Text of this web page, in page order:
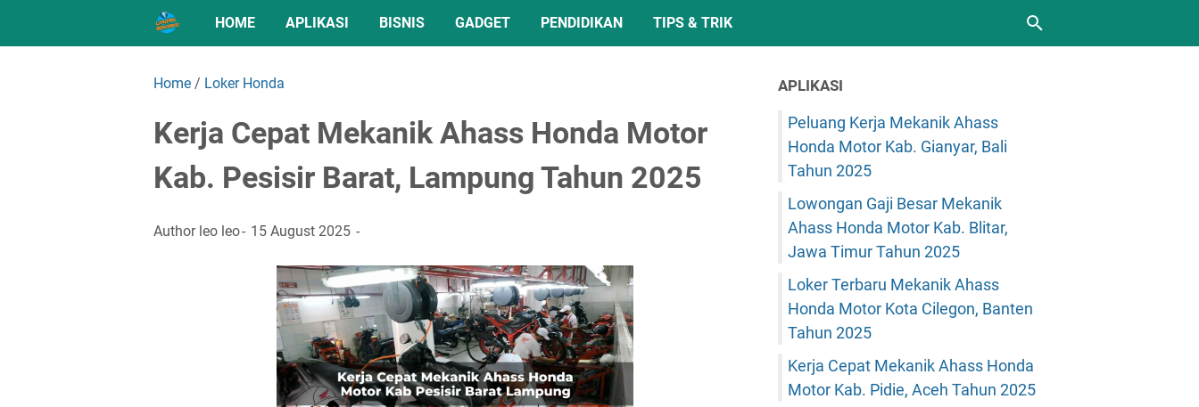
HOME APLIKASI BISNIS GADGET PENDIDIKAN TIPS & TRIK
Home / Loker Honda
Kerja Cepat Mekanik Ahass Honda Motor
Kab. Pesisir Barat, Lampung Tahun 2025
Author leo leo 15 August 2025
APLIKASI
Peluang Kerja Mekanik Ahass
Honda Motor Kab. Gianyar, Bali
Tahun 2025
Lowongan Gaji Besar Mekanik
Ahass Honda Motor Kab. Blitar,
Jawa Timur Tahun 2025
Loker Terbaru Mekanik Ahass
Honda Motor Kota Cilegon, Banten
Tahun 2025
Kerja Cepat Mekanik Ahass Honda
Motor Kab. Pidie, Aceh Tahun 2025